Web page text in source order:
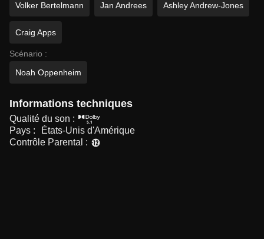
Volker Bertelmann
Jan Andrees Ashley Andrew-Jones
Craig Apps
Scénario :
Noah Oppenheim
Informations techniques
Qualité du son :
Pays :
États-Unis d'Amérique
Contrôle Parental :